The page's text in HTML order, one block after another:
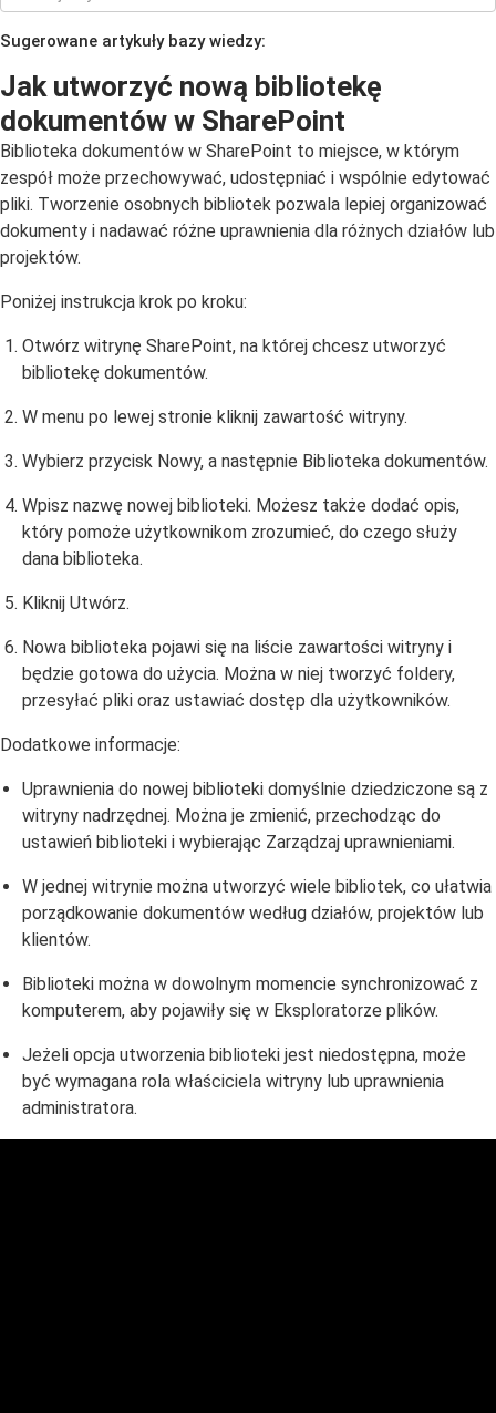
Sugerowane artykuły bazy wiedzy:
Jak utworzyć nową bibliotekę
dokumentów w SharePoint
Biblioteka dokumentów w SharePoint to miejsce, w którym
zespół może przechowywać, udostępniać i wspólnie edytować
pliki. Tworzenie osobnych bibliotek pozwala lepiej organizować
dokumenty i nadawać różne uprawnienia dla różnych działów lub
projektów.
Poniżej instrukcja krok po kroku:
Otwórz witrynę SharePoint, na której chcesz utworzyć
bibliotekę dokumentów.
W menu po lewej stronie kliknij zawartość witryny.
Wybierz przycisk Nowy, a następnie Biblioteka dokumentów.
Wpisz nazwę nowej biblioteki. Możesz także dodać opis,
który pomoże użytkownikom zrozumieć, do czego służy
dana biblioteka.
Kliknij Utwórz.
Nowa biblioteka pojawi się na liście zawartości witryny i
będzie gotowa do użycia. Można w niej tworzyć foldery,
przesyłać pliki oraz ustawiać dostęp dla użytkowników.
Dodatkowe informacje:
Uprawnienia do nowej biblioteki domyślnie dziedziczone są z
witryny nadrzędnej. Można je zmienić, przechodząc do
ustawień biblioteki i wybierając Zarządzaj uprawnieniami.
W jednej witrynie można utworzyć wiele bibliotek, co ułatwia
porządkowanie dokumentów według działów, projektów lub
klientów.
Biblioteki można w dowolnym momencie synchronizować z
komputerem, aby pojawiły się w Eksploratorze plików.
Jeżeli opcja utworzenia biblioteki jest niedostępna, może
być wymagana rola właściciela witryny lub uprawnienia
administratora.